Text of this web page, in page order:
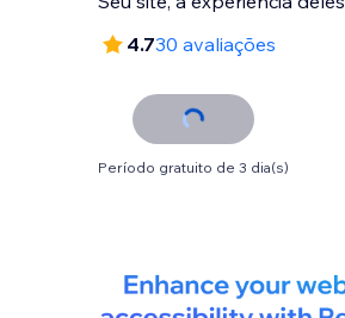
4.730 avaliações
Período gratuito de 3 dia(s)